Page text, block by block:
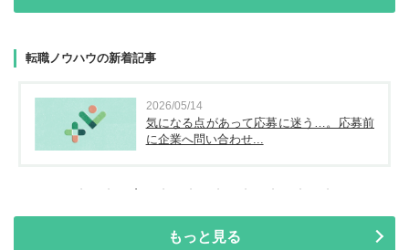
転職ノウハウの新着記事
2026/05/14
気になる点があって応募に迷う…。応募前
に企業へ問い合わせ...
もっと見る